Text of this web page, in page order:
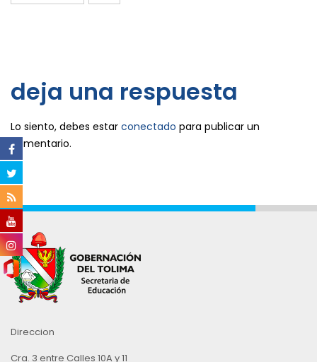
deja una respuesta
Lo siento, debes estar conectado para publicar un
comentario.
Direccion
Cra. 3 entre Calles 10A y 11